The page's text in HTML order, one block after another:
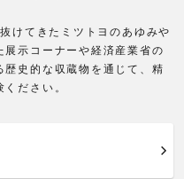
けてきたミツトヨのあゆみや
示コーナーや経済産業省の
史的な収蔵物を通じて、精
ださい。